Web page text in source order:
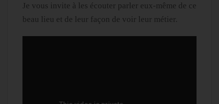
Je vous invite à les écouter parler eux-même de ce
beau lieu et de leur façon de voir leur métier.